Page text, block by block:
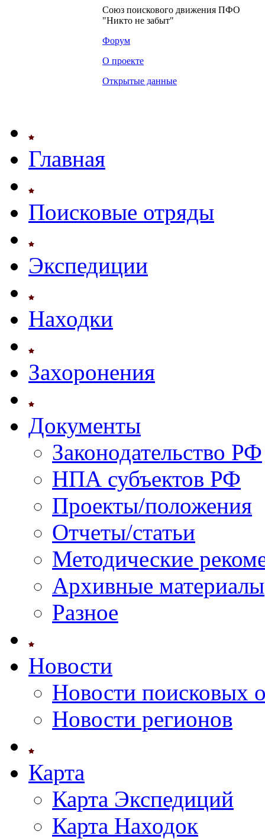
Союз поискового движения ПФО
"Никто не забыт"
Форум
О проекте
Открытые данные
Главная
Поисковые отряды
Экспедиции
Находки
Захоронения
Документы
Законодательство РФ
НПА субъектов РФ
Проекты/положения
Отчеты/статьи
Методические
Архивные материалы
Разное
Новости
Новости поисковых
Новости регионов
Карта
Карта Экспедиций
Карта Находок